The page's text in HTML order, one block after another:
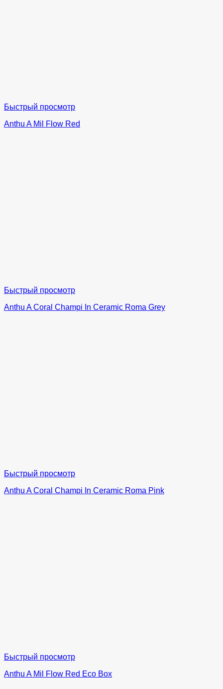
Быстрый просмотр
Anthu A Mil Flow Red
Быстрый просмотр
Anthu A Coral Champi In Ceramic Roma Grey
Быстрый просмотр
Anthu A Coral Champi In Ceramic Roma Pink
Быстрый просмотр
Anthu A Mil Flow Red Eco Box